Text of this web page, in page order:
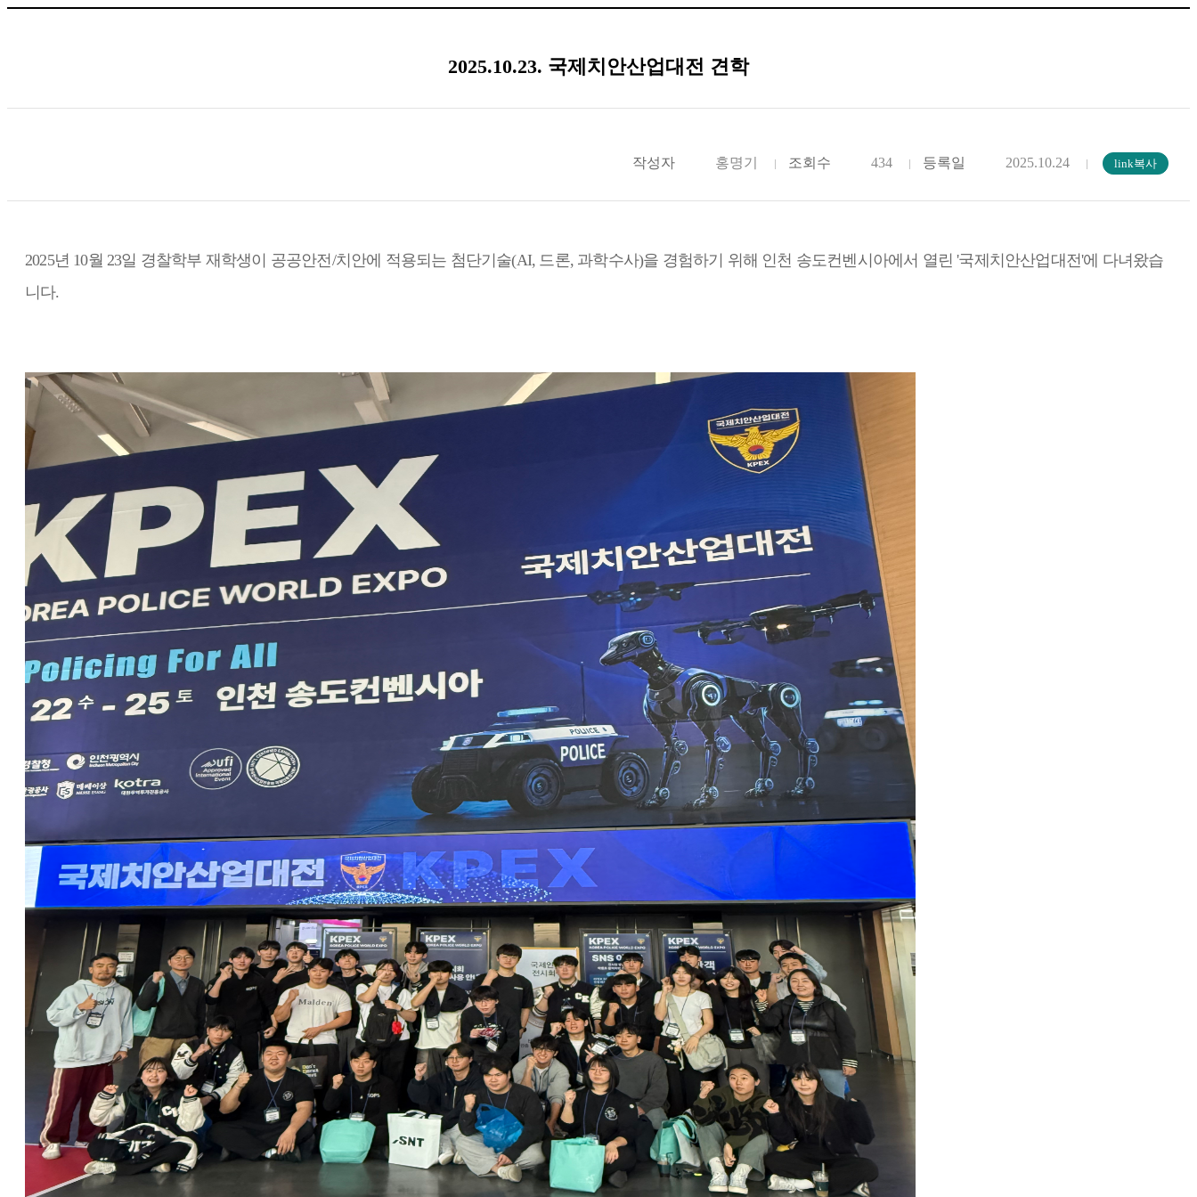
2025.10.23. 국제치안산업대전 견학
작성자 홍명기 조회수 434 등록일 2025.10.24
2025년 10월 23일 경찰학부 재학생이 공공안전/치안에 적용되는 첨단기술(AI, 드론, 과학수사)을 경험하기 위해 인천 송도컨벤시아에서 열린 '국제치안산업대전'에 다녀왔습
니다.